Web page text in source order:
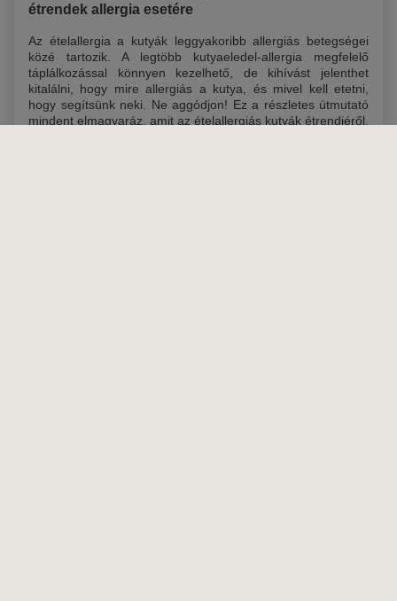
étrendek allergia esetére
Az ételallergia a kutyák leggyakoribb allergiás betegségei
közé tartozik. A legtöbb kutyaeledel-allergia megfelelő
táplálkozással könnyen kezelhető, de kihívást jelenthet
kitalálni, hogy mire allergiás a kutya, és mivel kell etetni,
hogy segítsünk neki. Ne aggódjon! Ez a részletes útmutató
mindent elmagyaráz, amit az ételallergiás kutyák étrendjéről,